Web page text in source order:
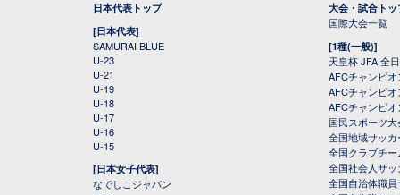
日本代表トップ
[日本代表]
SAMURAI BLUE
U-23
U-21
U-19
U-18
U-17
U-16
U-15
[日本女子代表]
なでしこジャパン
大会・試合トッ
国際大会一覧
[1種(一般)]
天皇杯 JFA 全
AFCチャンピ
AFCチャンピ
AFCチャンピ
国民スポーツ
全国地域サッ
全国クラブチ
全国社会人サ
全国自治体職